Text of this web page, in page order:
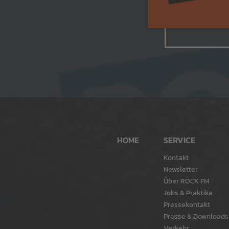
HOME SERVICE
Kontakt
Newsletter
Über ROCK FM
Jobs & Praktika
Pressekontakt
Presse & Downloads